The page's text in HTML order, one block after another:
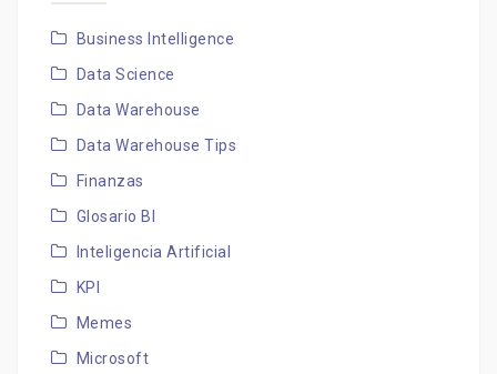
Business Intelligence
Data Science
Data Warehouse
Data Warehouse Tips
Finanzas
Glosario BI
Inteligencia Artificial
KPI
Memes
Microsoft